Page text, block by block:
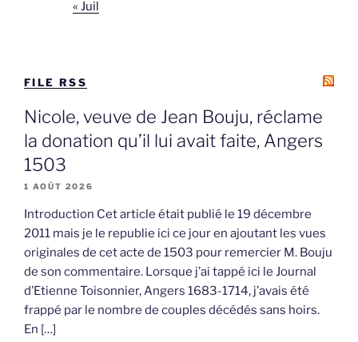
« Juil
FILE RSS
Nicole, veuve de Jean Bouju, réclame
la donation qu’il lui avait faite, Angers
1503
1 AOÛT 2026
Introduction Cet article était publié le 19 décembre
2011 mais je le republie ici ce jour en ajoutant les vues
originales de cet acte de 1503 pour remercier M. Bouju
de son commentaire. Lorsque j’ai tappé ici le Journal
d’Etienne Toisonnier, Angers 1683-1714, j’avais été
frappé par le nombre de couples décédés sans hoirs.
En […]